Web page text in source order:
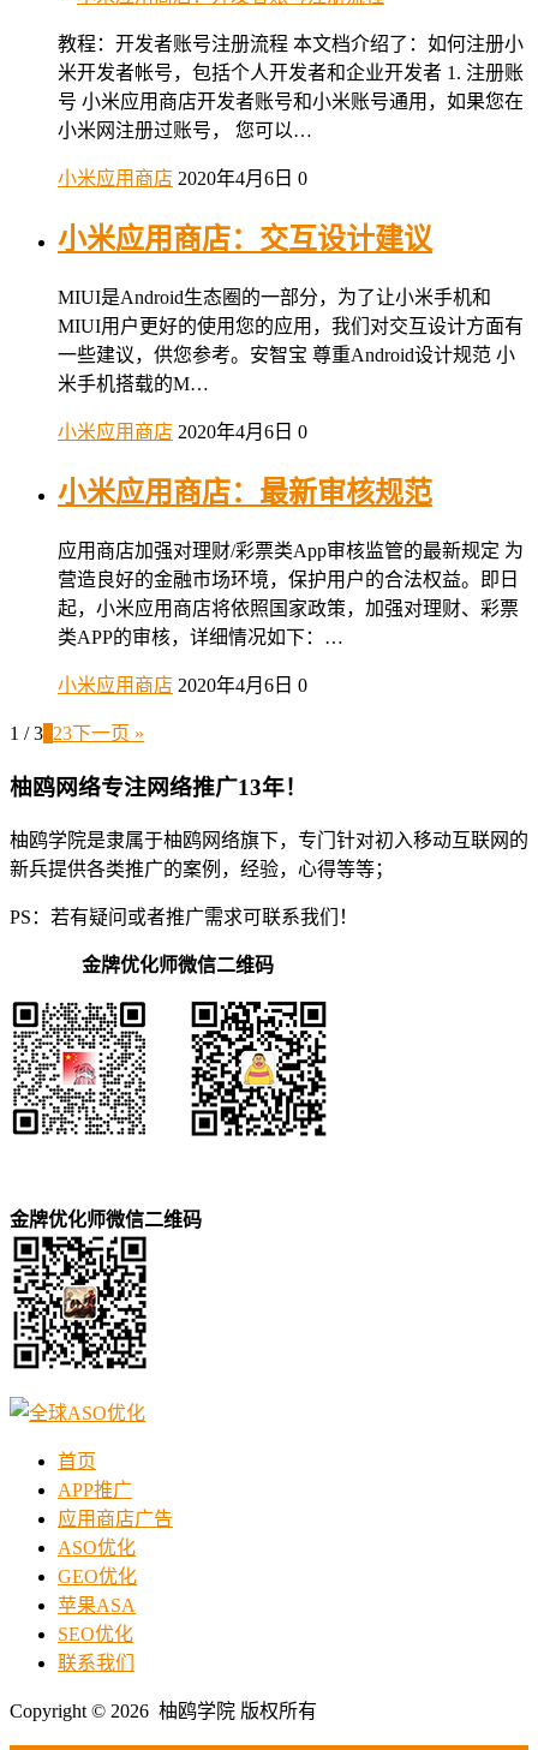
教程：开发者账号注册流程 本文档介绍了：如何注册小
米开发者帐号，包括个人开发者和企业开发者 1. 注册账
号 小米应用商店开发者账号和小米账号通用，如果您在
小米网注册过账号， 您可以…
小米应用商店 2020年4月6日 0
小米应用商店：交互设计建议
MIUI是Android生态圈的一部分，为了让小米手机和
MIUI用户更好的使用您的应用，我们对交互设计方面有
一些建议，供您参考。安智宝 尊重Android设计规范 小
米手机搭载的M…
小米应用商店 2020年4月6日 0
小米应用商店：最新审核规范
应用商店加强对理财/彩票类App审核监管的最新规定 为
营造良好的金融市场环境，保护用户的合法权益。即日
起，小米应用商店将依照国家政策，加强对理财、彩票
类APP的审核，详细情况如下：…
小米应用商店 2020年4月6日 0
1 / 3 23下一页 »
柚鸥网络专注网络推广13年！
柚鸥学院是隶属于柚鸥网络旗下，专门针对初入移动互联网的
新兵提供各类推广的案例，经验，心得等等；
PS：若有疑问或者推广需求可联系我们！
金牌优化师微信二维码
金牌优化师微信二维码
首页
APP推广
应用商店广告
ASO优化
GEO优化
苹果ASA
SEO优化
联系我们
Copyright © 2026 柚鸥学院 版权所有